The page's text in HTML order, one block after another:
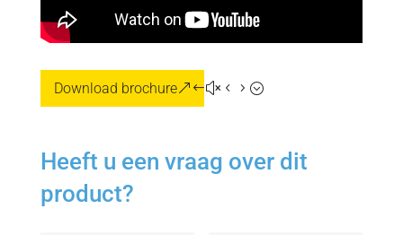
Download brochure
Heeft u een vraag over dit
product?